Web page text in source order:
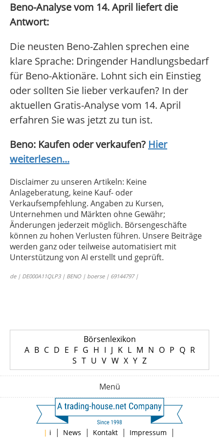
Beno-Analyse vom 14. April liefert die
Antwort:
Die neusten Beno-Zahlen sprechen eine
klare Sprache: Dringender Handlungsbedarf
für Beno-Aktionäre. Lohnt sich ein Einstieg
oder sollten Sie lieber verkaufen? In der
aktuellen Gratis-Analyse vom 14. April
erfahren Sie was jetzt zu tun ist.
Beno: Kaufen oder verkaufen? Hier
weiterlesen...
Disclaimer zu unseren Artikeln: Keine
Anlageberatung, keine Kauf- oder
Verkaufsempfehlung. Angaben zu Kursen,
Unternehmen und Märkten ohne Gewähr;
Änderungen jederzeit möglich. Börsengeschäfte
können zu hohen Verlusten führen. Unsere Beiträge
werden ganz oder teilweise automatisiert mit
Unterstützung von AI erstellt und geprüft.
de | DE000A11QLP3 | BENO | boerse | 69144797 |
Börsenlexikon
A B C D E F G H I J K L M N O P Q R
S T U V W X Y Z
Menü
| i | News | Kontakt | Impressum |